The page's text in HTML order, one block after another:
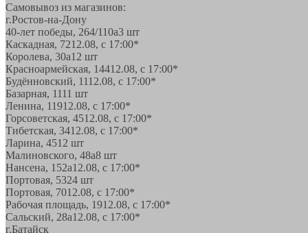
Самовывоз из магазинов:
г.Ростов-на-Дону
40-лет победы, 264/110а3 шт
Каскадная, 7212.08, с 17:00*
Королева, 30а12 шт
Красноармейская, 14412.08, с 17:00*
Будённовский, 1112.08, с 17:00*
Базарная, 1111 шт
Ленина, 11912.08, с 17:00*
Горсоветская, 4512.08, с 17:00*
Тибетская, 3412.08, с 17:00*
Ларина, 4512 шт
Малиновского, 48а8 шт
Нансена, 152а12.08, с 17:00*
Портовая, 5324 шт
Портовая, 7012.08, с 17:00*
Рабочая площадь, 1912.08, с 17:00*
Сальский, 28a12.08, с 17:00*
г.Батайск